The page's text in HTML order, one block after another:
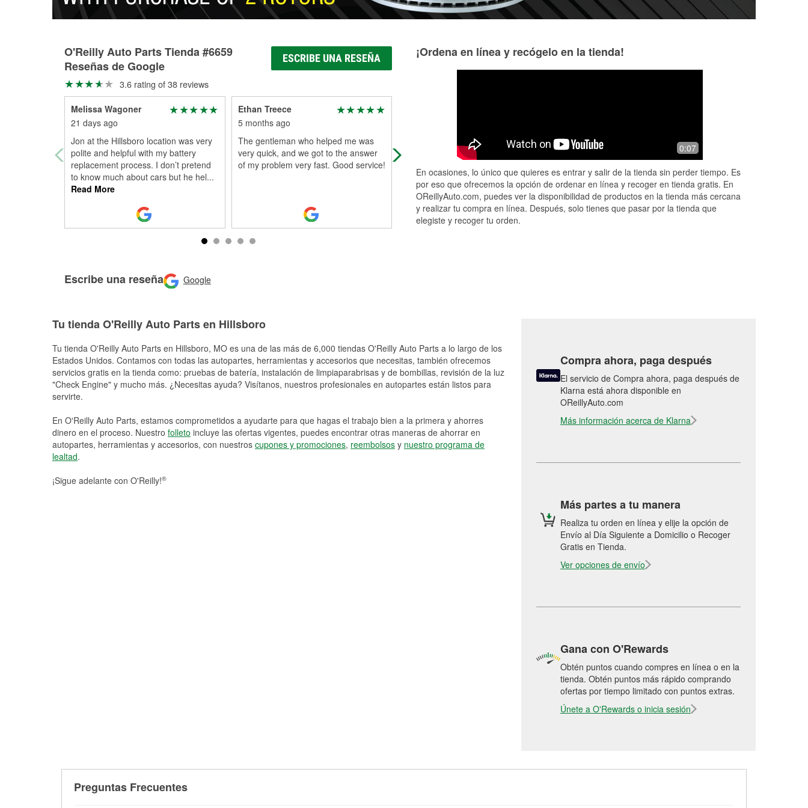
O'Reilly Auto Parts Tienda #6659
Reseñas de Google
ESCRIBE UNA RESEÑA
3.6 rating of 38 reviews
Melissa Wagoner
21 days ago
Jon at the Hillsboro location was very
polite and helpful with my battery
replacement process. I don’t pretend
to know much about cars but he hel...
Read More
Ethan Treece
5 months ago
The gentleman who helped me was
very quick, and we got to the answer
of my problem very fast. Good service!
Staff helpful, friendly and very
accommodating.
The assistant manager, Dusty, always
goes above and beyond to help you
occasions and have received nothing
but th... Read More
Escribe una reseña Google
¡Ordena en línea y recógelo en la tienda!
0:07
En ocasiones, lo único que quieres es entrar y salir de la tienda sin perder tiempo. Es
por eso que ofrecemos la opción de ordenar en línea y recoger en tienda gratis. En
OReillyAuto.com, puedes ver la disponibilidad de productos en la tienda más cercana
y realizar tu compra en línea. Después, solo tienes que pasar por la tienda que
elegiste y recoger tu orden.
Tu tienda O'Reilly Auto Parts en Hillsboro
Tu tienda O'Reilly Auto Parts en Hillsboro, MO es una de las más de 6,000 tiendas O'Reilly Auto Parts a lo largo de los
Estados Unidos. Contamos con todas las autopartes, herramientas y accesorios que necesitas, también ofrecemos
servicios gratis en la tienda como: pruebas de batería, instalación de limpiaparabrisas y de bombillas, revisión de la luz
"Check Engine" y mucho más. ¿Necesitas ayuda? Visítanos, nuestros profesionales en autopartes están listos para
servirte.
En O'Reilly Auto Parts, estamos comprometidos a ayudarte para que hagas el trabajo bien a la primera y ahorres
dinero en el proceso. Nuestro folleto incluye las ofertas vigentes, puedes encontrar otras maneras de ahorrar en
autopartes, herramientas y accesorios, con nuestros cupones y promociones, reembolsos y nuestro programa de
lealtad.
¡Sigue adelante con O'Reilly!®
Compra ahora, paga después
El servicio de Compra ahora, paga después de
Klarna está ahora disponible en
OReillyAuto.com
Más información acerca de Klarna
Más partes a tu manera
Realiza tu orden en línea y elije la opción de
Envío al Día Siguiente a Domicilio o Recoger
Gratis en Tienda.
Ver opciones de envío
Gana con O'Rewards
Obtén puntos cuando compres en línea o en la
tienda. Obtén puntos más rápido comprando
ofertas por tiempo limitado con puntos extras.
Únete a O'Rewards o inicia sesión
Preguntas Frecuentes